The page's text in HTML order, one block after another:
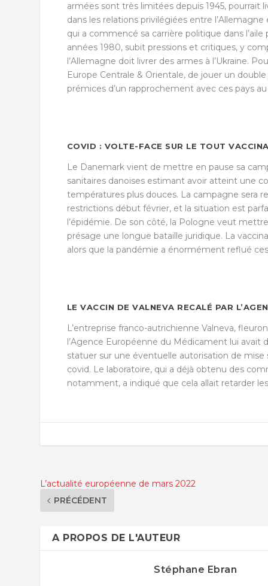
armées sont très limitées depuis 1945, pourrait
dans les relations privilégiées entre
qui a commencé sa carrière politique dans
années 1980, subit pressions et critiques, y
l’Allemagne doit livrer des armes à l’Ukraine.
Europe Centrale & Orientale, de jouer un
prémices d’un rapprochement avec ces pays
COVID : VOLTE-FACE SUR LE TOUT
Le Danemark vient de mettre en pause sa
sanitaires danoises estimant avoir atteint une
températures plus douces. La campagne sera
restrictions début février, et la situation est
l’épidémie. De son côté, la Pologne veut
présage une longue bataille juridique. La
alors que la pandémie a énormément reflué
LE VACCIN DE VALNEVA RECALÉ PAR
L’entreprise franco-autrichienne Valneva,
l’Agence Européenne du Médicament lui
statuer sur une éventuelle autorisation de
covid. Le laboratoire, qui a déjà obtenu des
notamment, a indiqué que cela allait retarder
L’actualité européenne de mars 2022
PRÉCÉDENT
A PROPOS DE L'AUTEUR
Stéphane Ebran